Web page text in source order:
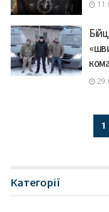
1
Категорії